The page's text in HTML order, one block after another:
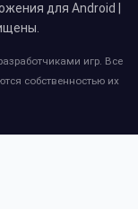
для Android |
игр. Все
собственностью их